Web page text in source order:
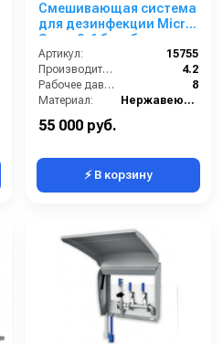
Смешивающая система
для дезинфекции Micro
Spray 2-6 бар, без
подачи воздуха, на 1 ср-
во с аксесс.
Артикул:
15755
Производительность (л/мин):
4.2
Рабочее давление (бар):
8
Материал:
Нержавеющая сталь
55 000 руб.
⚡ В корзину